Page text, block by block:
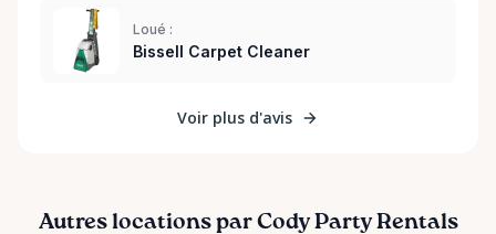
Loué :
Bissell Carpet Cleaner
Voir plus d'avis
Autres locations par Cody Party Rentals